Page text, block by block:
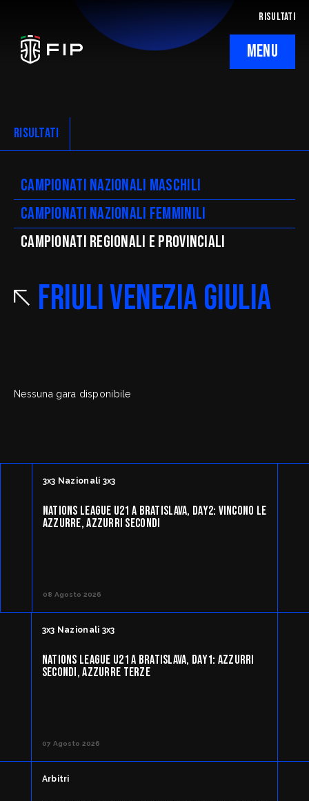
RISULTATI
MENU
Ticketing
Regolamenti
Trasparenza
SafeGuarding/SPOC
Comitati Regionali
FipOnLine
Settore Giovanile
Minibasket
SPORTELLO LEGALE-FISCALE
Giustizia Sportiva
Settore Organizzativo
Webmail
RISULTATI
Campionati nazionali maschili
Campionati nazionali femminili
CAMpionati regionali e provinciali
Friuli Venezia Giulia
Nessuna gara disponibile
3x3 Nazionali 3x3
NATIONS LEAGUE U21 A BRATISLAVA, DAY2: VINCONO LE
AZZURRE, AZZURRI SECONDI
08 Agosto 2026
3x3 Nazionali 3x3
NATIONS LEAGUE U21 A BRATISLAVA, DAY1: AZZURRI
SECONDI, AZZURRE TERZE
07 Agosto 2026
Arbitri